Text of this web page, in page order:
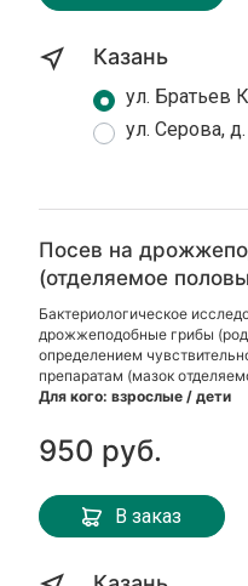
Казань
ул. Братьев
ул. Серова,
Посев на
(отделяемое
Бактериологическое
дрожжеподобные грибы
определением
препаратам (мазок
Для кого: взрослые / дети
950 руб.
В заказ